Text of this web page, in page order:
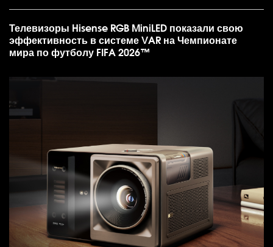
Телевизоры Hisense RGB MiniLED показали свою
эффективность в системе VAR на Чемпионате
мира по футболу FIFA 2026™